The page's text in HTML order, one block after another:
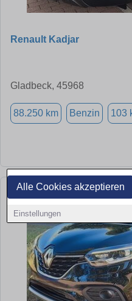
Alle Cookies akzeptieren
Einstellungen
Renault Kadjar
Gladbeck, 45968
88.250 km Benzin 103